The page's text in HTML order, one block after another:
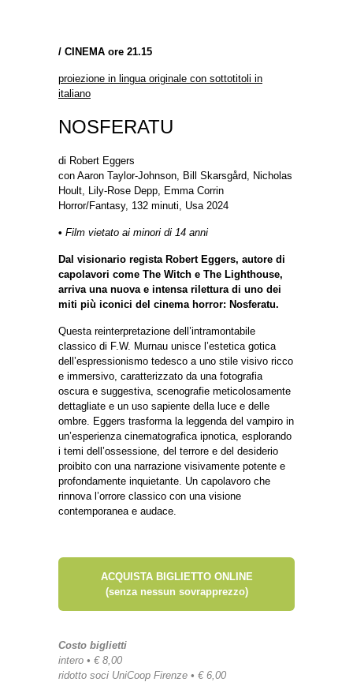
/ CINEMA ore 21.15
proiezione in lingua originale con sottotitoli in
italiano
NOSFERATU
di Robert Eggers
con Aaron Taylor-Johnson, Bill Skarsgård, Nicholas
Hoult, Lily-Rose Depp, Emma Corrin
Horror/Fantasy, 132 minuti, Usa 2024
• Film vietato ai minori di 14 anni
Dal visionario regista Robert Eggers, autore di
capolavori come The Witch e The Lighthouse,
arriva una nuova e intensa rilettura di uno dei
miti più iconici del cinema horror: Nosferatu.
Questa reinterpretazione dell’intramontabile
classico di F.W. Murnau unisce l’estetica gotica
dell’espressionismo tedesco a uno stile visivo ricco
e immersivo, caratterizzato da una fotografia
oscura e suggestiva, scenografie meticolosamente
dettagliate e un uso sapiente della luce e delle
ombre. Eggers trasforma la leggenda del vampiro in
un’esperienza cinematografica ipnotica, esplorando
i temi dell’ossessione, del terrore e del desiderio
proibito con una narrazione visivamente potente e
profondamente inquietante. Un capolavoro che
rinnova l’orrore classico con una visione
contemporanea e audace.
ACQUISTA BIGLIETTO ONLINE
(senza nessun sovrapprezzo)
Costo biglietti
intero • € 8,00
ridotto soci UniCoop Firenze • € 6,00